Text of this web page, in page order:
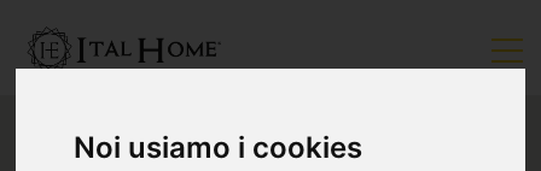
Noi usiamo i cookies